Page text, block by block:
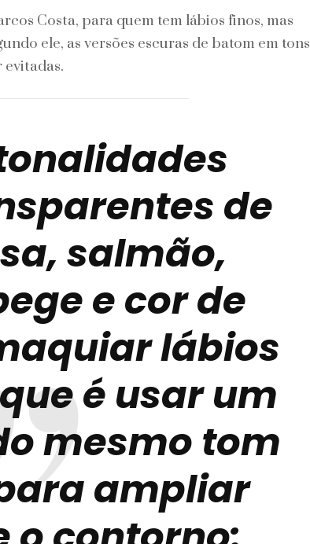
Costa, para quem tem lábios finos, mas
ele, as versões escuras de batom em tons
de
salmão,
e cor de
lábios
é usar um
mesmo tom
ampliar